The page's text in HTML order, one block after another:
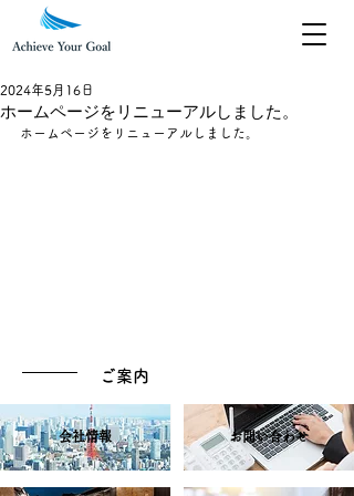
ホームページをリニューアルしました。
2024年5月16日
ホームページをリニューアルしました。
ご案内
会社情報 お問い合わせ